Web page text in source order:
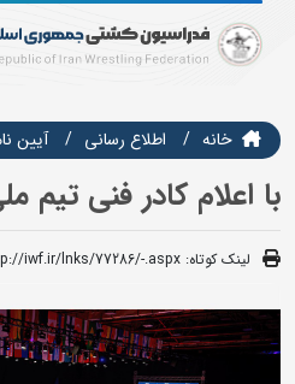
خانه اطلاع رسانی آیین
با اعلام کادر فنی تیم
لینک کوتاه: iwf.ir/lnks/77286/-.aspx